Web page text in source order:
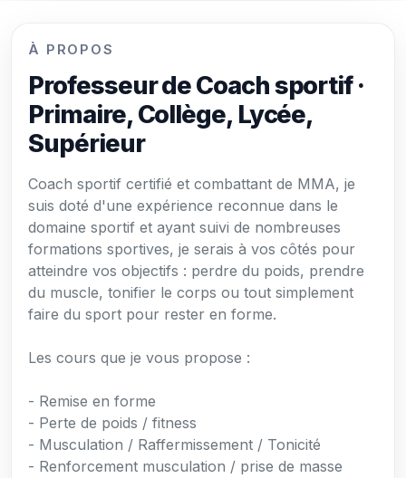
À PROPOS
Professeur de Coach sportif ·
Primaire, Collège, Lycée,
Supérieur
Coach sportif certifié et combattant de MMA, je
suis doté d'une expérience reconnue dans le
domaine sportif et ayant suivi de nombreuses
formations sportives, je serais à vos côtés pour
atteindre vos objectifs : perdre du poids, prendre
du muscle, tonifier le corps ou tout simplement
faire du sport pour rester en forme.
Les cours que je vous propose :
- Remise en forme
- Perte de poids / fitness
- Musculation / Raffermissement / Tonicité
- Renforcement musculation / prise de masse